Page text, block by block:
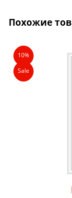
Похожие
10%
Sale